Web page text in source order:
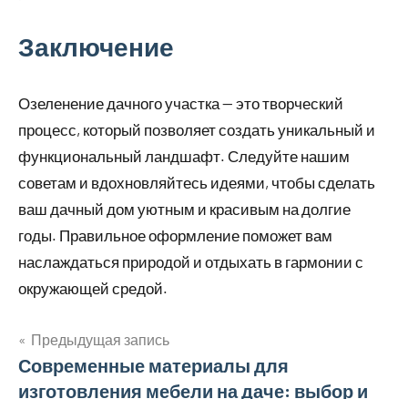
Заключение
Озеленение дачного участка — это творческий
процесс, который позволяет создать уникальный и
функциональный ландшафт. Следуйте нашим
советам и вдохновляйтесь идеями, чтобы сделать
ваш дачный дом уютным и красивым на долгие
годы. Правильное оформление поможет вам
наслаждаться природой и отдыхать в гармонии с
окружающей средой.
Навигация
Предыдущая запись
Современные материалы для
изготовления мебели на даче: выбор и